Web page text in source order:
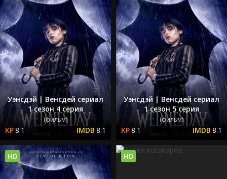
Уэнсдэй | Венсдей сериал
1 сезон 4 серия
(фильм)
8.1 8.1
Уэнсдэй | Венсдей сериал
1 сезон 5 серия
(фильм)
8.1 8.1
HD HD